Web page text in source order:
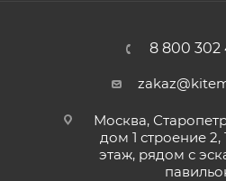
8 800 302
Москва,
дом 1 строение
этаж, рядом с